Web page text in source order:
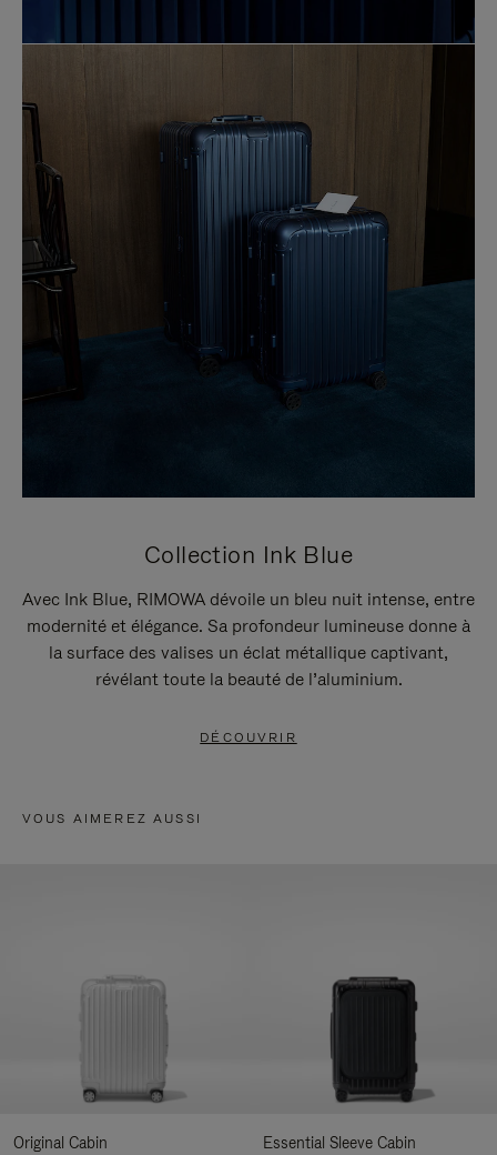
Collection Ink Blue
Avec Ink Blue, RIMOWA dévoile un bleu nuit intense, entre
modernité et élégance. Sa profondeur lumineuse donne à
la surface des valises un éclat métallique captivant,
révélant toute la beauté de l’aluminium.
DÉCOUVRIR
VOUS AIMEREZ AUSSI
Original Cabin
Essential Sleeve Cabin